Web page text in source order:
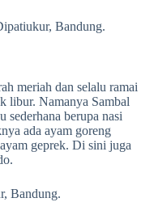
Bandung.
meriah dan selalu ramai
libur. Namanya Sambal
berupa nasi
ada ayam goreng
geprek. Di sini juga
Bandung.